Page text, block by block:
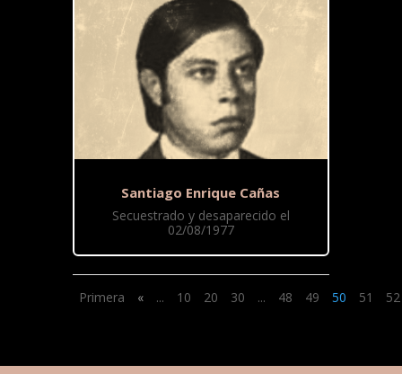
Santiago Enrique Cañas
Secuestrado y desaparecido el
02/08/1977
Primera « ... 10 20 30 ... 48 49 50 51 52